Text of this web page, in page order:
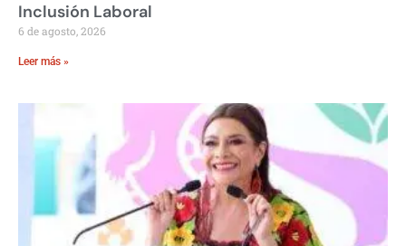
Inclusión Laboral
6 de agosto, 2026
Leer más »